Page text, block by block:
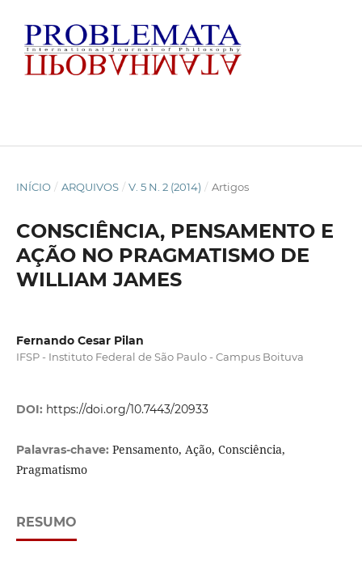
INÍCIO / ARQUIVOS / V. 5 N. 2 (2014) / Artigos
CONSCIÊNCIA, PENSAMENTO E
AÇÃO NO PRAGMATISMO DE
WILLIAM JAMES
Fernando Cesar Pilan
IFSP - Instituto Federal de São Paulo - Campus Boituva
DOI: https://doi.org/10.7443/20933
Palavras-chave: Pensamento, Ação, Consciência,
Pragmatismo
RESUMO